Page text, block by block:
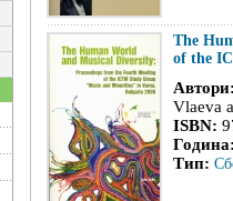
The
of the
Vlaeva
ISBN:
Тип: